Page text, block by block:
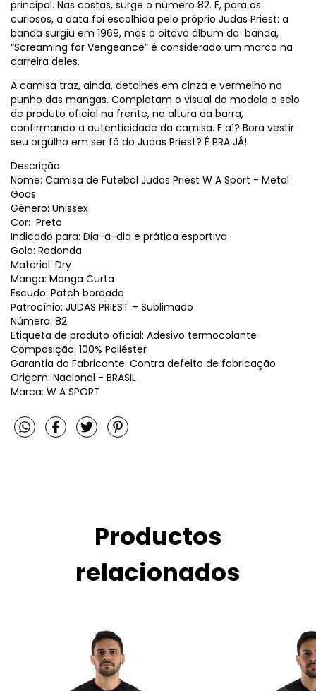
principal. Nas costas, surge o número 82. E, para os
curiosos, a data foi escolhida pelo próprio Judas Priest: a
banda surgiu em 1969, mas o oitavo álbum da banda,
“Screaming for Vengeance” é considerado um marco na
carreira deles.
A camisa traz, ainda, detalhes em cinza e vermelho no
punho das mangas. Completam o visual do modelo o selo
de produto oficial na frente, na altura da barra,
confirmando a autenticidade da camisa. E aí? Bora vestir
seu orgulho em ser fã do Judas Priest? É PRA JÁ!
Descrição
Nome: Camisa de Futebol Judas Priest W A Sport - Metal
Gods
Gênero: Unissex
Cor: Preto
Indicado para: Dia-a-dia e prática esportiva
Gola: Redonda
Material: Dry
Manga: Manga Curta
Escudo: Patch bordado
Patrocínio: JUDAS PRIEST – Sublimado
Número: 82
Etiqueta de produto oficial: Adesivo termocolante
Composição: 100% Poliéster
Garantia do Fabricante: Contra defeito de fabricação
Origem: Nacional - BRASIL
Marca: W A SPORT
Productos
relacionados